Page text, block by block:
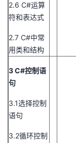
2.6 C#运算
符和表达式
2.7 C#中常
用类和结构
3 C#控制语
句
3.1选择控制
语句
3.2循环控制